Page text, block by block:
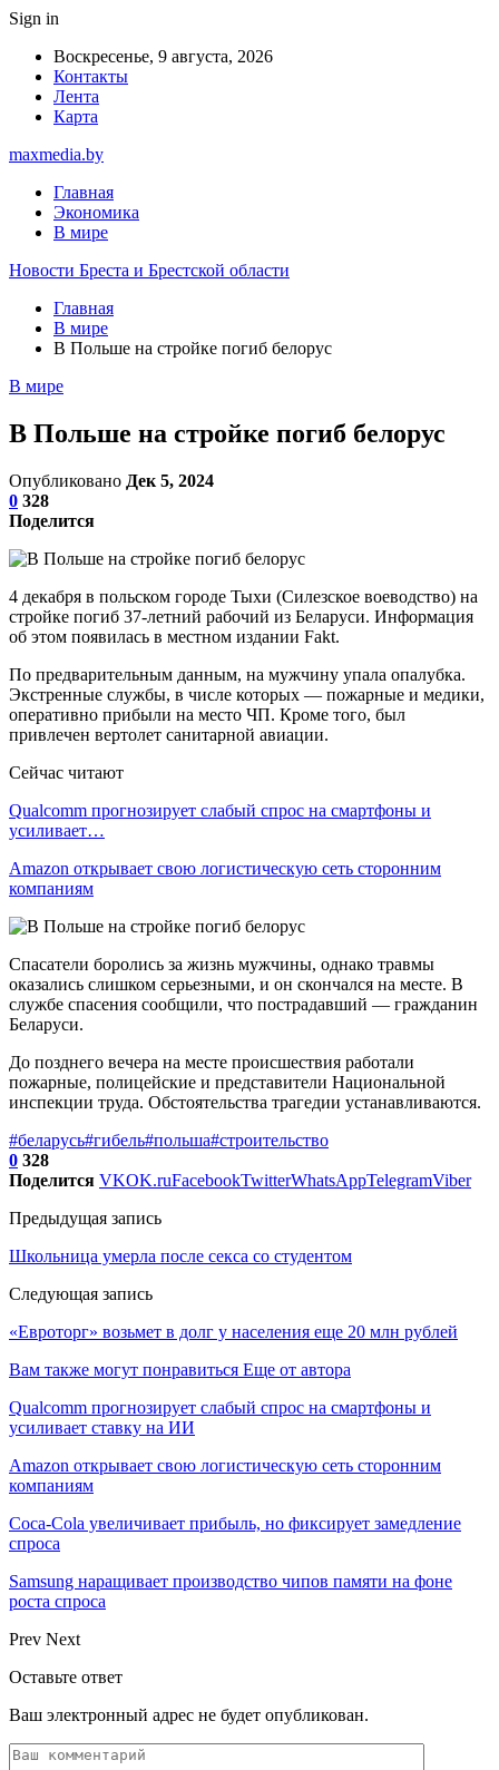
Sign in
Воскресенье, 9 августа, 2026
Контакты
Лента
Карта
maxmedia.by
Главная
Экономика
В мире
Новости Бреста и Брестской области
Главная
В мире
В Польше на стройке погиб белорус
В мире
В Польше на стройке погиб белорус
Опубликовано Дек 5, 2024
0 328
Поделится
4 декабря в польском городе Тыхи (Силезское воеводство) на
стройке погиб 37-летний рабочий из Беларуси. Информация
об этом появилась в местном издании Fakt.
По предварительным данным, на мужчину упала опалубка.
Экстренные службы, в числе которых — пожарные и медики,
оперативно прибыли на место ЧП. Кроме того, был
привлечен вертолет санитарной авиации.
Сейчас читают
Qualcomm прогнозирует слабый спрос на смартфоны и
усиливает…
Amazon открывает свою логистическую сеть сторонним
компаниям
Спасатели боролись за жизнь мужчины, однако травмы
оказались слишком серьезными, и он скончался на месте. В
службе спасения сообщили, что пострадавший — гражданин
Беларуси.
До позднего вечера на месте происшествия работали
пожарные, полицейские и представители Национальной
инспекции труда. Обстоятельства трагедии устанавливаются.
#беларусь#гибель#польша#строительство
0 328
Поделится VKOK.ruFacebookTwitterWhatsAppTelegramViber
Предыдущая запись
Школьница умерла после секса со студентом
Следующая запись
«Евроторг» возьмет в долг у населения еще 20 млн рублей
Вам также могут понравиться Еще от автора
Qualcomm прогнозирует слабый спрос на смартфоны и
усиливает ставку на ИИ
Amazon открывает свою логистическую сеть сторонним
компаниям
Coca-Cola увеличивает прибыль, но фиксирует замедление
спроса
Samsung наращивает производство чипов памяти на фоне
роста спроса
Prev Next
Оставьте ответ
Ваш электронный адрес не будет опубликован.